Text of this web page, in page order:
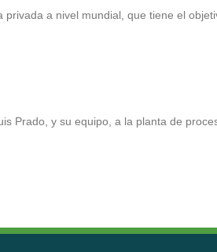
a nivel mundial, que tiene el
Prado, y su equipo, a la planta de